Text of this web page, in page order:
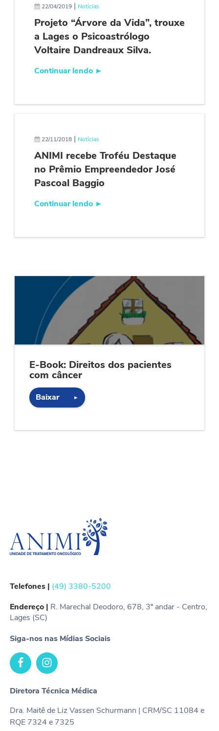
22/04/2019 | Notícias
Projeto “Árvore da Vida”, trouxe
a Lages o Psicoastrólogo
Voltaire Dandreaux Silva.
Continuar lendo ►
22/11/2018 | Notícias
ANIMI recebe Troféu Destaque
no Prêmio Empreendedor José
Pascoal Baggio
Continuar lendo ►
E-Book: Direitos dos pacientes
com câncer
Baixar ►
Telefones | (49) 3380-5200
Endereço | R. Marechal Deodoro, 678, 3º andar - Centro,
Lages (SC)
Siga-nos nas Mídias Sociais
Diretora Técnica Médica
Dra. Maitê de Liz Vassen Schurmann | CRM/SC 11084 e
RQE 7324 e 7325